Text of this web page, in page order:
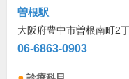
曽根駅
大阪府豊中市曽根南町2
06-6863-0903